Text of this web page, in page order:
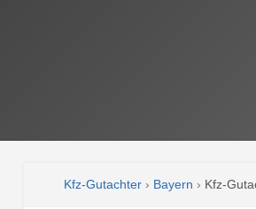
Kfz-Gutachter› Bayern › Kfz-